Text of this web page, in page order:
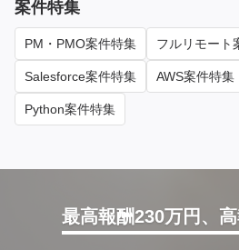
案件特集
PM・PMO案件特集 フルリモート
Salesforce案件特集 AWS案件特集
Python案件特集
最高報酬230万円、